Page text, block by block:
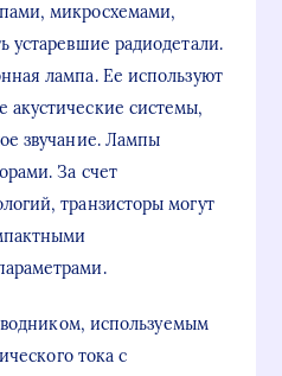
микросхемами,
устаревшие радиодетали.
лампа. Ее используют
акустические системы,
звучание. Лампы
За счет
транзисторы могут
используемым
тока с